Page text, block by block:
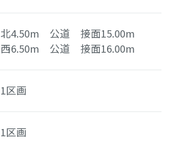
北4.50m 公道 接面15.00m
西6.50m 公道 接面16.00m
1区画
1区画